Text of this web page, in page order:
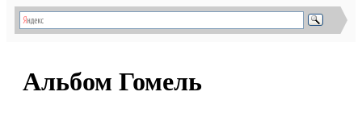
Альбом Гомель